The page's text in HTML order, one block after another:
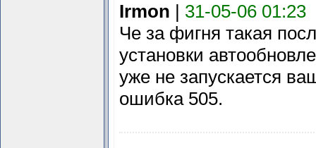
Irmon | 31-05-06 01:23
Че за фигня такая
установки
уже не запускается
ошибка 505.